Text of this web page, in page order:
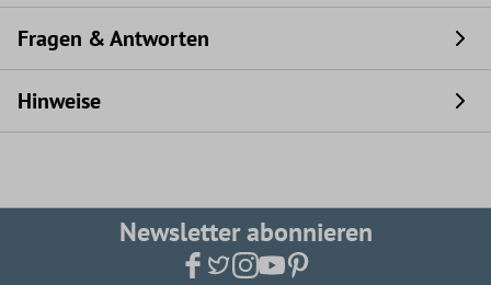
Fragen & Antworten
Hinweise
Newsletter abonnieren